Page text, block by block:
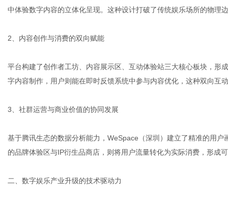
中体验数字内容的立体化呈现。这种设计打破了传统娱乐场所的物理
2、内容创作与消费的双向赋能
平台构建了创作者工坊、内容展示区、互动体验站三大核心板块，形
字内容制作，用户则能在即时反馈系统中参与内容优化，这种双向互
3、社群运营与商业价值的协同发展
基于腾讯生态的数据分析能力，WeSpace（深圳）建立了精准的用
的品牌体验区与IP衍生品商店，则将用户流量转化为实际消费，形成
二、数字娱乐产业升级的技术驱动力